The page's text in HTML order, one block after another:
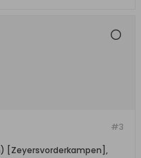
#3
[Zeyersvorderkampen],